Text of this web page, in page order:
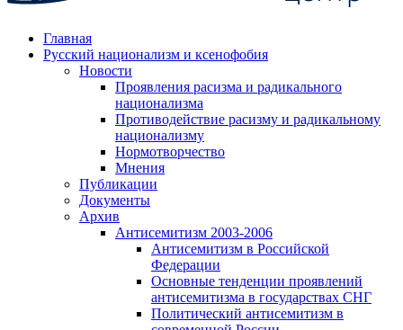
Главная
Русский национализм и ксенофобия
Новости
Проявления расизма и радикального
национализма
Противодействие расизму и радикальному
национализму
Нормотворчество
Мнения
Публикации
Документы
Архив
Антисемитизм 2003-2006
Антисемитизм в Российской
Федерации
Основные тенденции проявлений
антисемитизма в государствах СНГ
Политический антисемитизм в